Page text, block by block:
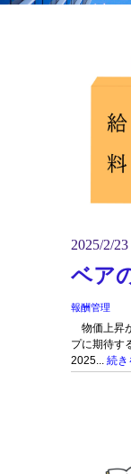
2025/2/23
ベア
報酬管理
物価上昇
プに期待す
2025... 続き